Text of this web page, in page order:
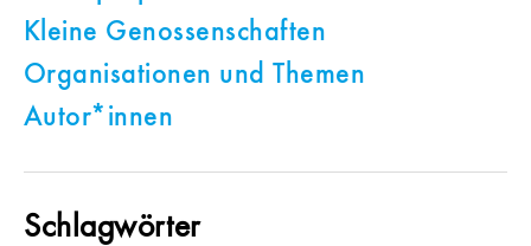
Kleine Genossenschaften
Organisationen und Themen
Autor*innen
Schlagwörter